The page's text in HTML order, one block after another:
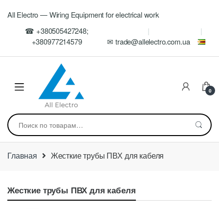
navigation
All Electro — Wiring Equipment for electrical work
☎ +380505427248;
+380977214579
✉ trade@allelectro.com.ua
0
Искать:
Главная Жесткие трубы ПВХ для кабеля
Жесткие трубы ПВХ для кабеля